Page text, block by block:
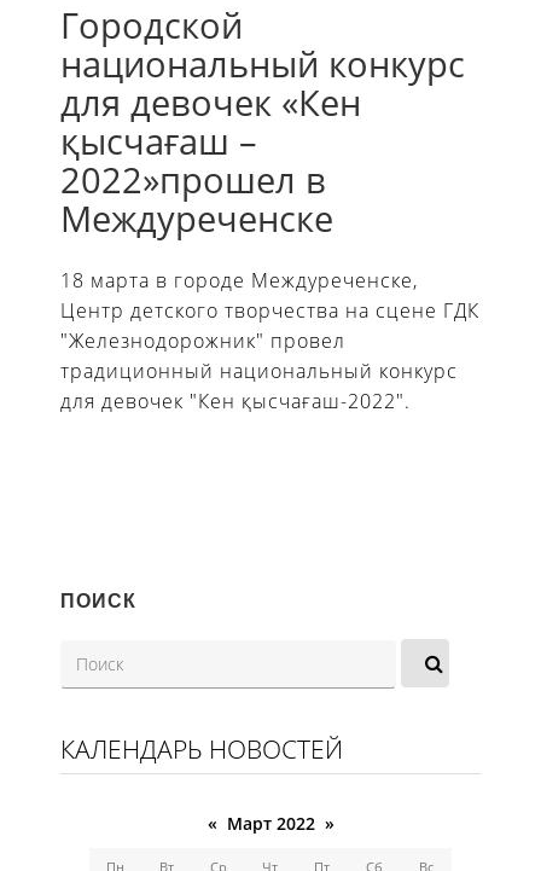
Городской
национальный конкурс
для девочек «Кен
қысчағаш –
2022»прошел в
Междуреченске
18 марта в городе Междуреченске,
Центр детского творчества на сцене ГДК
"Железнодорожник" провел
традиционный национальный конкурс
для девочек "Кен қысчағаш-2022".
ПОИСК
КАЛЕНДАРЬ НОВОСТЕЙ
« Март 2022 »
Пн Вт Ср Чт Пт Сб Вс